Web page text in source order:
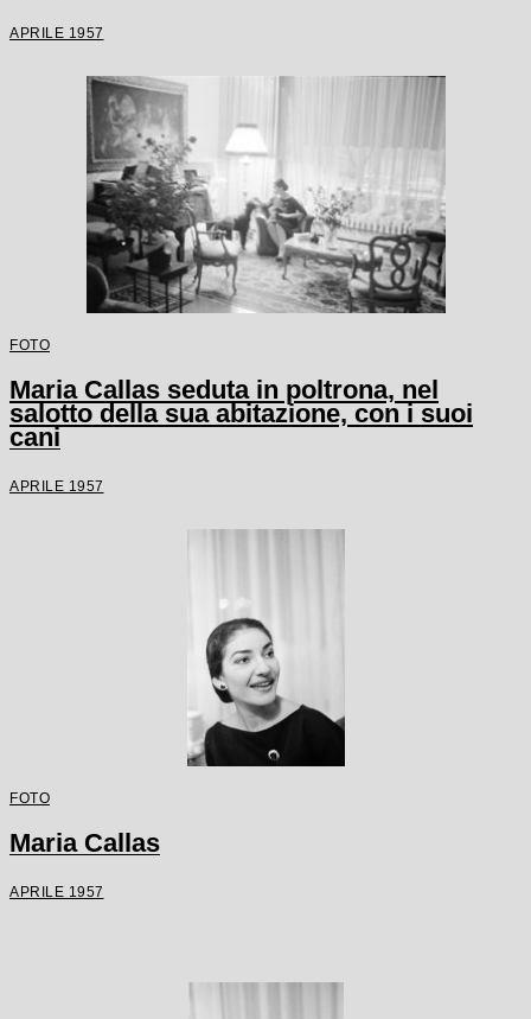
APRILE 1957
FOTO
Maria Callas seduta in poltrona, nel
salotto della sua abitazione, con i suoi
cani
APRILE 1957
FOTO
Maria Callas
APRILE 1957